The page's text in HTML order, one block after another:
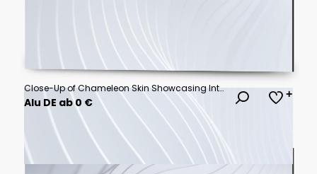
Close-Up of Chameleon Skin Showcasing Intricate Patterns and Vibrant Colors, Highlighting Unique Texture and Details Found in Reptilian Species
Alu DE ab 0 €